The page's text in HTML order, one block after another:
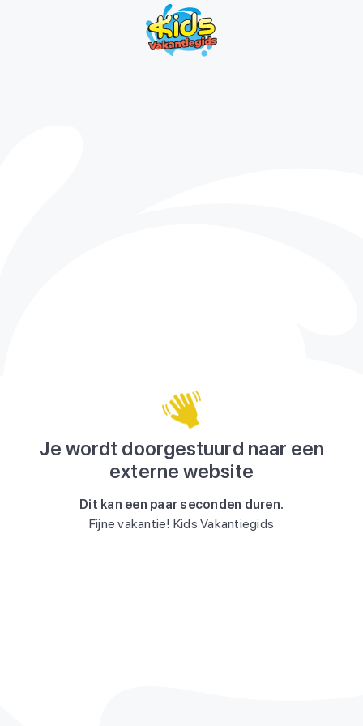
Je wordt doorgestuurd naar een
externe website
Dit kan een paar seconden duren.
Fijne vakantie! Kids Vakantiegids